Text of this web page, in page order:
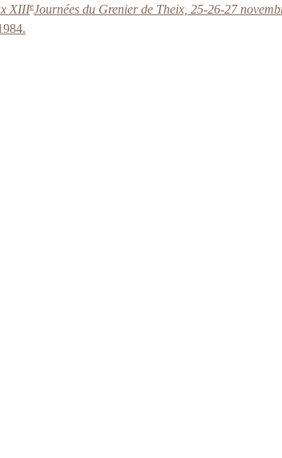
XIIIeJournées du Grenier de Theix, 25-26-27